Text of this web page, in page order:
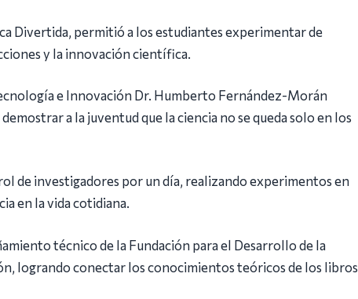
Divertida, permitió a los estudiantes experimentar de
y la innovación científica.
e Innovación Dr. Humberto Fernández-Morán
a la juventud que la ciencia no se queda solo en los
de investigadores por un día, realizando experimentos en
en la vida cotidiana.
técnico de la Fundación para el Desarrollo de la
logrando conectar los conocimientos teóricos de los libros